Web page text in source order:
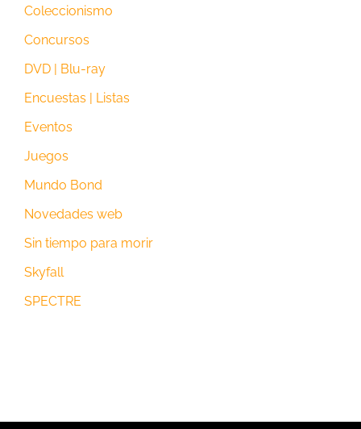
Coleccionismo
Concursos
DVD | Blu-ray
Encuestas | Listas
Eventos
Juegos
Mundo Bond
Novedades web
Sin tiempo para morir
Skyfall
SPECTRE